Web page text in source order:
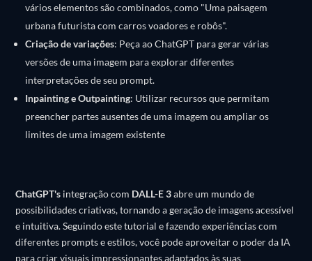
vários elementos são combinados, como "Uma paisagem
urbana futurista com carros voadores e robôs".
Criação de variações: Peça ao ChatGPT para gerar várias
versões de uma imagem para explorar diferentes
interpretações de seu prompt.
Inpainting e Outpainting: Utilizar recursos que permitam
preencher partes ausentes de uma imagem ou ampliar os
limites de uma imagem existente
ChatGPT's integração com DALL-E 3abre um mundo de
possibilidades criativas, tornando a geração de imagens acessível
e intuitiva. Seguindo este tutorial e fazendo experiências com
diferentes prompts e estilos, você pode aproveitar o poder da IA
para criar visuais impressionantes adaptados às suas